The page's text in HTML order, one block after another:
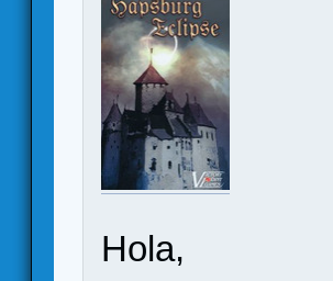
Hola,